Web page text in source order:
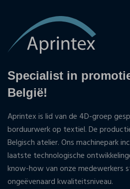
Specialist in
België!
Aprintex is lid van de 4D-groep
borduurwerk op textiel. De
Belgisch atelier. Ons machinepark
laatste technologische
know-how van onze medewerkers
ongeëvenaard kwaliteitsniveau.